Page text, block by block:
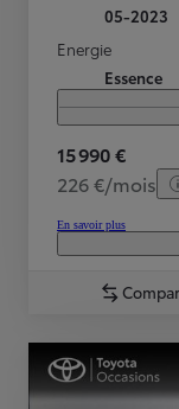
05-2023
Energie
Essence
15 990 €
226 €/mois
En savoir plus